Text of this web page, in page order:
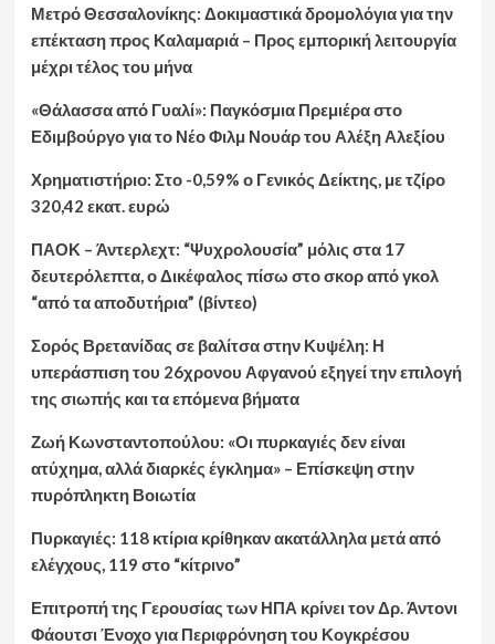
Μετρό Θεσσαλονίκης: Δοκιμαστικά δρομολόγια για την
επέκταση προς Καλαμαριά – Προς εμπορική λειτουργία
μέχρι τέλος του μήνα
«Θάλασσα από Γυαλί»: Παγκόσμια Πρεμιέρα στο
Εδιμβούργο για το Νέο Φιλμ Νουάρ του Αλέξη Αλεξίου
Χρηματιστήριο: Στο -0,59% ο Γενικός Δείκτης, με τζίρο
320,42 εκατ. ευρώ
ΠΑΟΚ – Άντερλεχτ: “Ψυχρολουσία” μόλις στα 17
δευτερόλεπτα, ο Δικέφαλος πίσω στο σκορ από γκολ
“από τα αποδυτήρια” (βίντεο)
Σορός Βρετανίδας σε βαλίτσα στην Κυψέλη: Η
υπεράσπιση του 26χρονου Αφγανού εξηγεί την επιλογή
της σιωπής και τα επόμενα βήματα
Ζωή Κωνσταντοπούλου: «Οι πυρκαγιές δεν είναι
ατύχημα, αλλά διαρκές έγκλημα» – Επίσκεψη στην
πυρόπληκτη Βοιωτία
Πυρκαγιές: 118 κτίρια κρίθηκαν ακατάλληλα μετά από
ελέγχους, 119 στο “κίτρινο”
Επιτροπή της Γερουσίας των ΗΠΑ κρίνει τον Δρ. Άντονι
Φάουτσι Ένοχο για Περιφρόνηση του Κογκρέσου